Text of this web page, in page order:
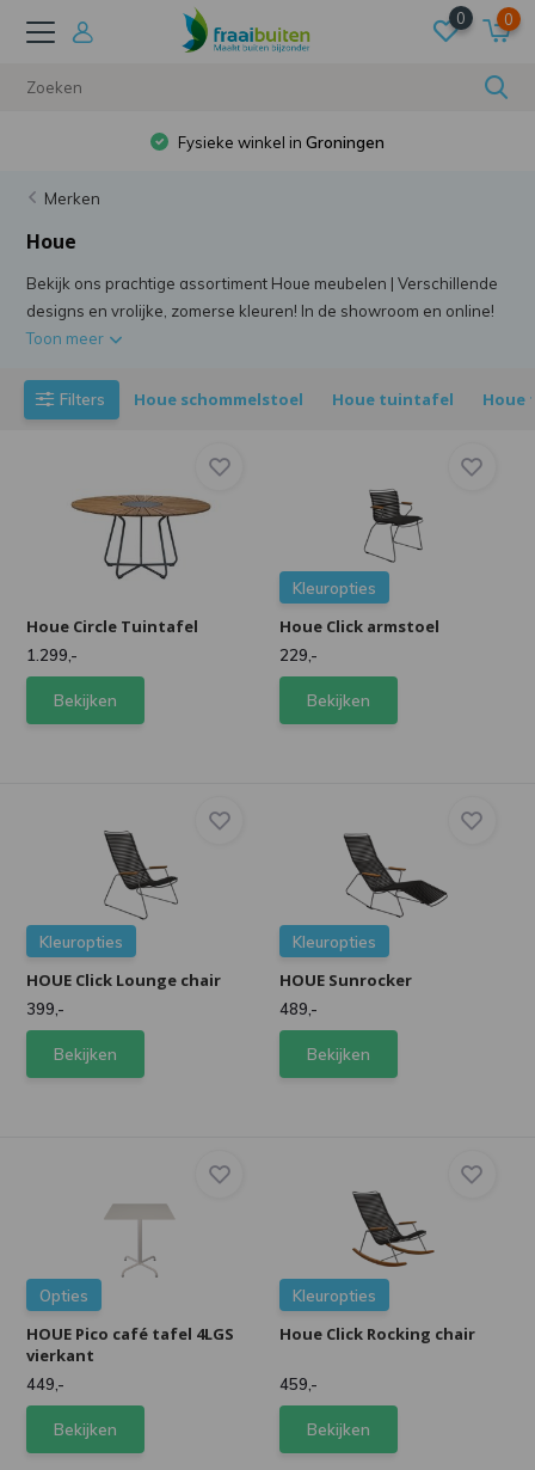
0 0
Gratis verzendingbij besteding van €50
Merken
Houe
Bekijk ons prachtige assortiment Houe meubelen | Verschillende
designs en vrolijke, zomerse kleuren! In de showroom en online!
Toon meer
Filters Houe schommelstoel Houe tuintafel Houe
Houe Circle Tuintafel
1.299,-
Bekijken
Kleuropties
Houe Click armstoel
229,-
Bekijken
Kleuropties
HOUE Click Lounge chair
399,-
Bekijken
Kleuropties
HOUE Sunrocker
489,-
Bekijken
Opties
HOUE Pico café tafel 4LGS
vierkant
449,-
Bekijken
Kleuropties
Houe Click Rocking chair
459,-
Bekijken